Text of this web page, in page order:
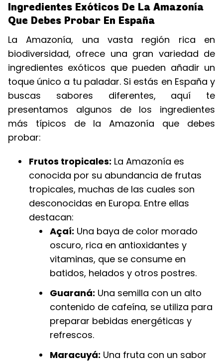
Ingredientes Exóticos De La Amazonía
Que Debes Probar En España
La Amazonía, una vasta región rica en
biodiversidad, ofrece una gran variedad de
ingredientes exóticos que pueden añadir un
toque único a tu paladar. Si estás en España y
buscas sabores diferentes, aquí te
presentamos algunos de los ingredientes
más típicos de la Amazonía que debes
probar:
Frutos tropicales: La Amazonía es
conocida por su abundancia de frutas
tropicales, muchas de las cuales son
desconocidas en Europa. Entre ellas
destacan:
Açaí: Una baya de color morado
oscuro, rica en antioxidantes y
vitaminas, que se consume en
batidos, helados y otros postres.
Guaraná: Una semilla con un alto
contenido de cafeína, se utiliza para
preparar bebidas energéticas y
refrescos.
Maracuyá: Una fruta con un sabor